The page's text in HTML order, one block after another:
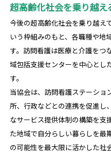
超高齢化社会を乗り越え
今後の超高齢化社会を乗り越え
いう枠組みのもと、各職種や地
す。訪問看護は医療と介護をつ
域包括支援センターを中心とし
す。
当協会は、訪問看護ステーショ
所、行政などとの連携を促進し
なサービス提供体制の構築を支
た地域で自分らしい暮らしを最
の可能性を最大限に活かした社